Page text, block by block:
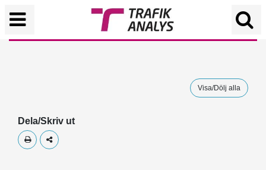
Visa/Dölj alla
Dela/Skriv ut
Skriv utDela